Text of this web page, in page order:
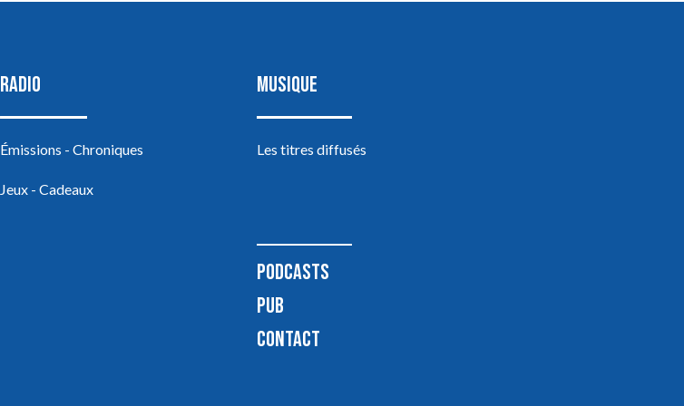
RADIO
Émissions - Chroniques
Jeux - Cadeaux
MUSIQUE
Les titres diffusés
PODCASTS
PUB
CONTACT